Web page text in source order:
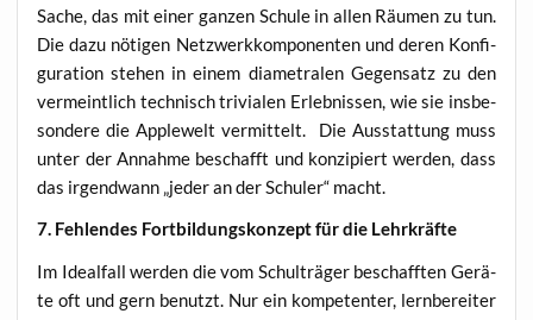
Sache, das mit einer gan­zen Schu­le in allen Räu­men zu tun.
Die dazu nöti­gen Netz­werk­kom­po­nen­ten und deren Kon­fi­
gu­ra­ti­on ste­hen in einem dia­me­tra­len Gegen­satz zu den
ver­meint­lich tech­nisch tri­via­len Erleb­nis­sen, wie sie ins­be­
son­de­re die App­le­welt ver­mit­telt. Die Aus­stat­tung muss
unter der Annah­me beschafft und kon­zi­piert wer­den, dass
das irgend­wann „jeder an der Schul­er“ macht.
7. Feh­len­des Fort­bil­dungs­kon­zept für die Lehrkräfte
Im Ide­al­fall wer­den die vom Schul­trä­ger beschaff­ten Gerä­
te oft und gern benutzt. Nur ein kom­pe­ten­ter, lern­be­rei­ter